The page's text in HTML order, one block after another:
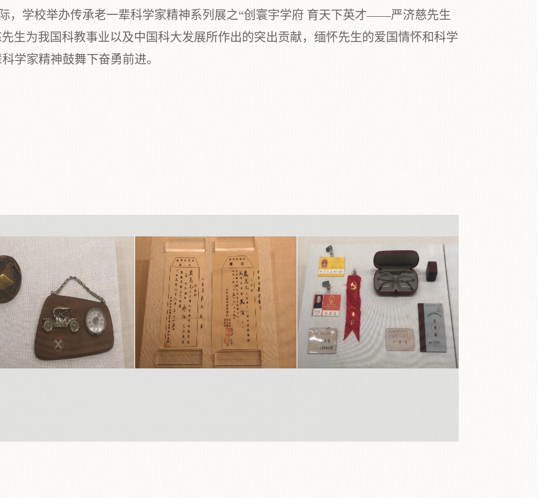
，学校举办传承老一辈科学家精神系列展之“创 寰宇学府 育天下英才——严济慈先生
生为我国科教事业以及中国科大发展所作出的突出贡献，缅怀先生的爱国情怀和科学
学家精神鼓舞下奋勇前进。